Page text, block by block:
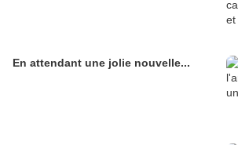
En attendant une jolie nouvelle...